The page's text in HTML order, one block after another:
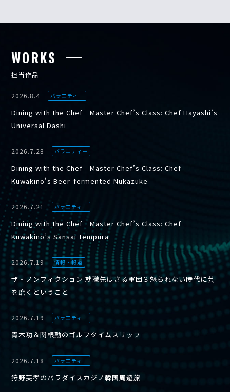
WORKS
担当作品
2026.8.4 バラエティー
Dining with the Chef Master Chef’s Class: Chef Hayashi’s
Universal Dashi
2026.7.28 バラエティー
Dining with the Chef Master Chef’s Class: Chef
Kuwakino’s Beer-fermented Nukazuke
2026.7.21 バラエティー
Dining with the Chef Master Chef’s Class: Chef
Kuwakino’s Sansai Tempura
2026.7.19 情報・報道
ザ・ノンフィクション 就職先はさる軍団３怒られない時代に芸
を磨くということ
2026.7.19 バラエティー
青木功＆関根勤のゴルフタイムスリップ
2026.7.18 バラエティー
狩野英孝のパラダイスカジノ韓国周遊旅